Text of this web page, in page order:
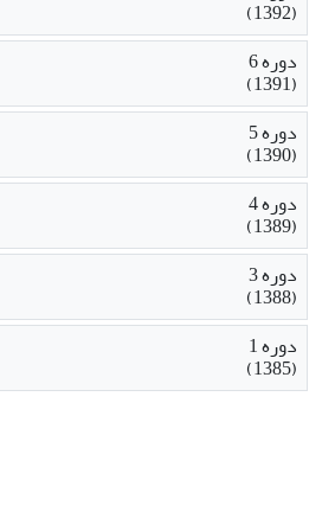
(1392)
دوره 6
(1391)
دوره 5
(1390)
دوره 4
(1389)
دوره 3
(1388)
دوره 1
(1385)